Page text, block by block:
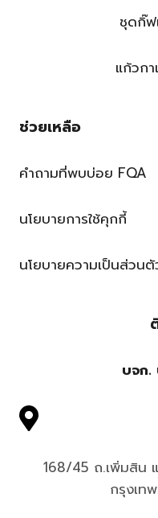
ชุดกิ๊ฟ
แก้วก
ช่วยเหลือ
คำถามที่พบบ่อย FQA
นโยบายการใช้คุกกี้
นโยบายความเป็นส่วนตั
บจก.
168/45 ถ.เพิ่มสิน
กรุงเท